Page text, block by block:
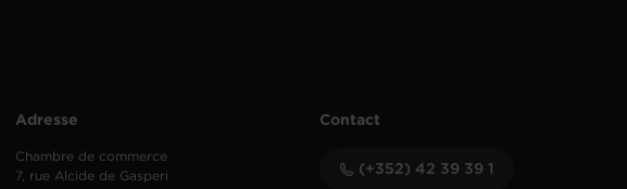
Adresse
Chambre de commerce
7, rue Alcide de Gasperi
Contact
(+352) 42 39 39 1